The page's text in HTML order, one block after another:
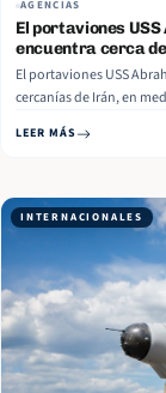
AGENCIAS
El portaviones
encuentra cerca
El portaviones USS
cercanías de Irán, en
ataque de Irán. Hasta el
LEER MÁS
INTERNACIONALES